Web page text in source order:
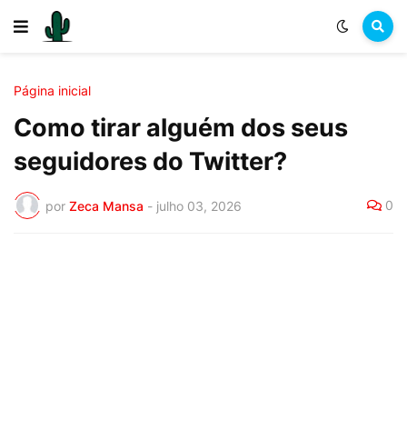
Página inicial
Como tirar alguém dos seus
seguidores do Twitter?
por Zeca Mansa - julho 03, 2026 0